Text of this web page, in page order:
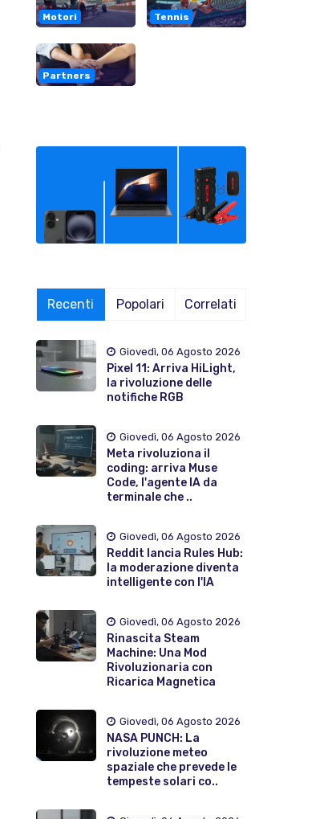
Motori Tennis
Partners
Recenti Popolari Correlati
Giovedì, 06 Agosto 2026
Pixel 11: Arriva HiLight,
la rivoluzione delle
notifiche RGB
Giovedì, 06 Agosto 2026
Meta rivoluziona il
coding: arriva Muse
Code, l'agente IA da
terminale che ..
Giovedì, 06 Agosto 2026
Reddit lancia Rules Hub:
la moderazione diventa
intelligente con l'IA
Giovedì, 06 Agosto 2026
Rinascita Steam
Machine: Una Mod
Rivoluzionaria con
Ricarica Magnetica
Giovedì, 06 Agosto 2026
NASA PUNCH: La
rivoluzione meteo
spaziale che prevede le
tempeste solari co..